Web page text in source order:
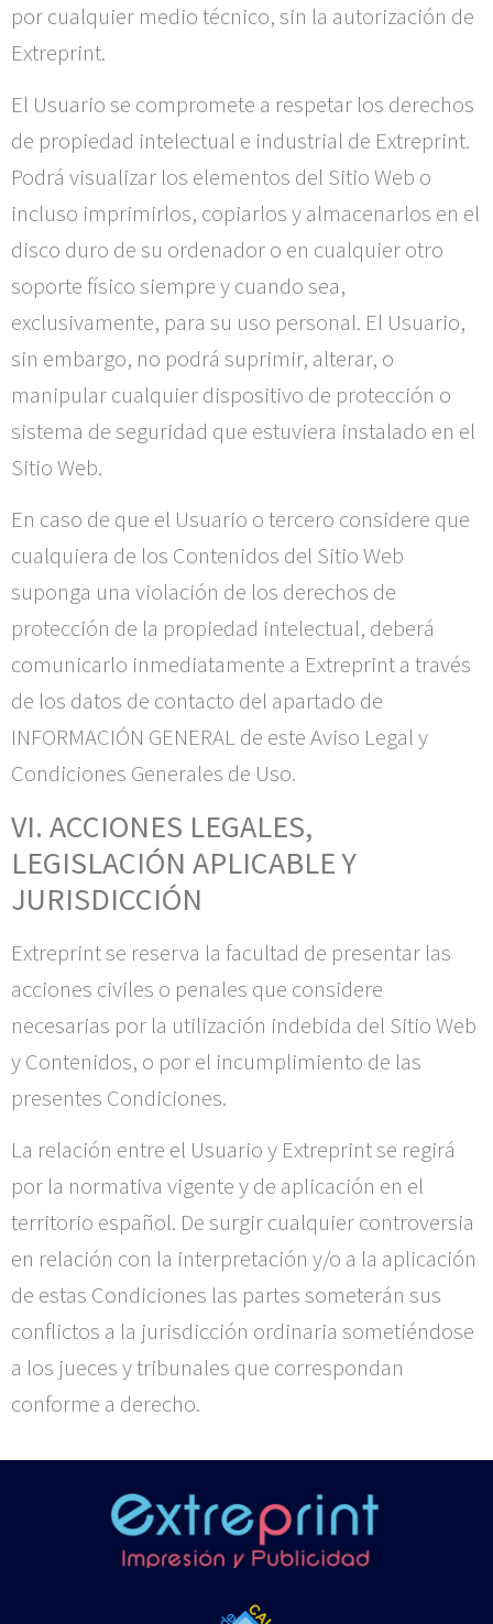
por cualquier medio técnico, sin la autorización de
Extreprint.
El Usuario se compromete a respetar los derechos
de propiedad intelectual e industrial de Extreprint.
Podrá visualizar los elementos del Sitio Web o
incluso imprimirlos, copiarlos y almacenarlos en el
disco duro de su ordenador o en cualquier otro
soporte físico siempre y cuando sea,
exclusivamente, para su uso personal. El Usuario,
sin embargo, no podrá suprimir, alterar, o
manipular cualquier dispositivo de protección o
sistema de seguridad que estuviera instalado en el
Sitio Web.
En caso de que el Usuario o tercero considere que
cualquiera de los Contenidos del Sitio Web
suponga una violación de los derechos de
protección de la propiedad intelectual, deberá
comunicarlo inmediatamente a Extreprinta través
de los datos de contacto del apartado de
INFORMACIÓN GENERAL de este Aviso Legal y
Condiciones Generales de Uso.
VI. ACCIONES LEGALES,
LEGISLACIÓN APLICABLE Y
JURISDICCIÓN
Extreprintse reserva la facultad de presentar las
acciones civiles o penales que considere
necesarias por la utilización indebida del Sitio Web
y Contenidos, o por el incumplimiento de las
presentes Condiciones.
La relación entre el Usuario y Extreprintse regirá
por la normativa vigente y de aplicación en el
territorio español. De surgir cualquier controversia
en relación con la interpretación y/o a la aplicación
de estas Condiciones las partes someterán sus
conflictos a la jurisdicción ordinaria sometiéndose
a los jueces y tribunales que correspondan
conforme a derecho.